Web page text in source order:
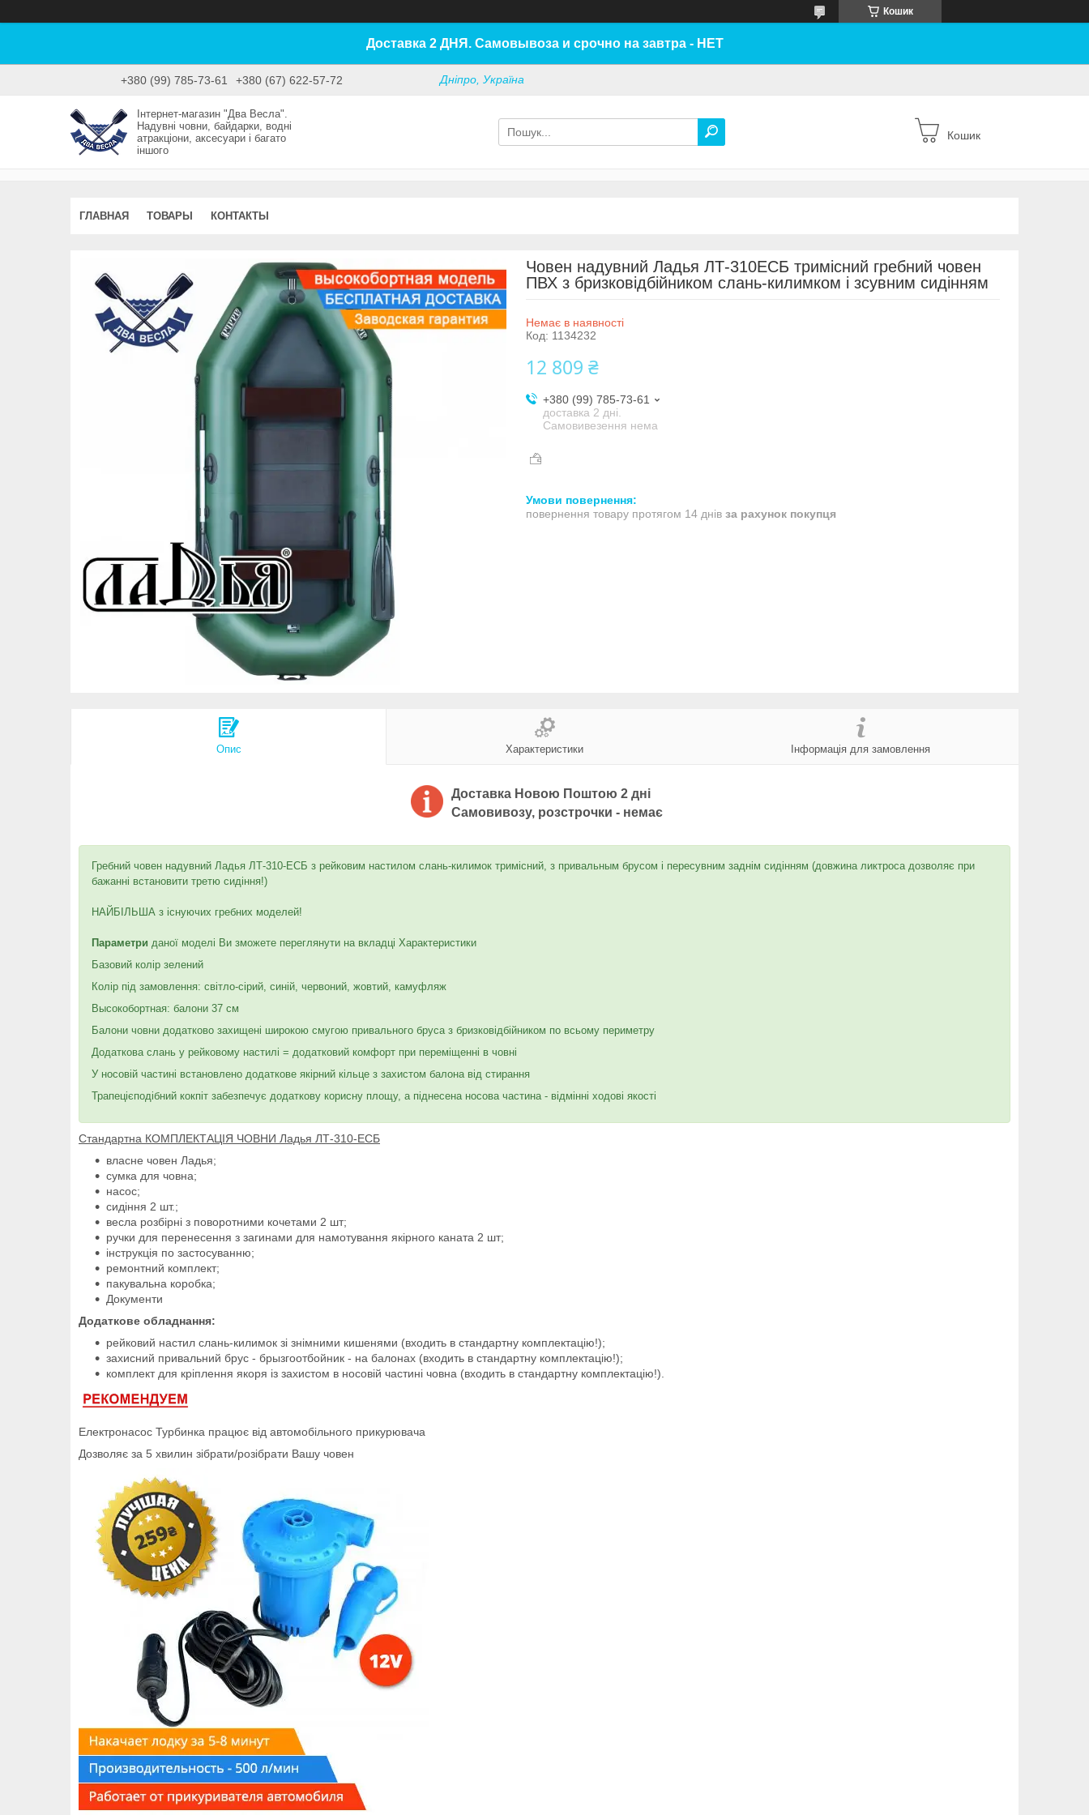
Кошик
Доставка 2 ДНЯ. Самовывоза и срочно на завтра - НЕТ
+380 (99) 785-73-61 +380 (67) 622-57-72 Дніпро, Україна
Інтернет-магазин "Два Весла".
Надувні човни, байдарки, водні
атракціони, аксесуари і багато
іншого
Кошик
ГЛАВНАЯ ТОВАРЫ КОНТАКТЫ
Човен надувний Ладья ЛТ-310ЕСБ тримісний гребний човен
ПВХ з бризковідбійником слань-килимком і зсувним сидінням
Немає в наявності
Код: 1134232
12 809 ₴
+380 (99) 785-73-61
доставка 2 дні.
Самовивезення нема
повернення товару протягом 14 днів за рахунок покупця
Опис Характеристики Інформація для замовлення
Доставка Новою Поштою 2 дні
Самовивозу, розстрочки - немає
Гребний човен надувний Ладья ЛТ-310-ЕСБ з рейковим настилом слань-килимок тримісний, з привальным брусом і пересувним заднім сидінням (довжина ликтроса дозволяє при
бажанні встановити третю сидіння!)
НАЙБІЛЬША з існуючих гребних моделей!
Параметри даної моделі Ви зможете переглянути на вкладці Характеристики
Базовий колір зелений
Колір під замовлення: світло-сірий, синій, червоний, жовтий, камуфляж
Высокобортная: балони 37 см
Балони човни додатково захищені широкою смугою привального бруса з бризковідбійником по всьому периметру
Додаткова слань у рейковому настилі = додатковий комфорт при переміщенні в човні
У носовій частині встановлено додаткове якірний кільце з захистом балона від стирання
Трапецієподібний кокпіт забезпечує додаткову корисну площу, а піднесена носова частина - відмінні ходові якості
Стандартна КОМПЛЕКТАЦІЯ ЧОВНИ Ладья ЛТ-310-ЕСБ
власне човен Ладья;
сумка для човна;
насос;
сидіння 2 шт.;
весла розбірні з поворотними кочетами 2 шт;
ручки для перенесення з загинами для намотування якірного каната 2 шт;
інструкція по застосуванню;
ремонтний комплект;
пакувальна коробка;
Документи
Додаткове обладнання:
рейковий настил слань-килимок зі знімними кишенями (входить в стандартну комплектацію!);
захисний привальний брус - брызгоотбойник - на балонах (входить в стандартну комплектацію!);
комплект для кріплення якоря із захистом в носовій частині човна (входить в стандартну комплектацію!).
Електронасос Турбинка працює від автомобільного прикурювача
Дозволяє за 5 хвилин зібрати/розібрати Вашу човен